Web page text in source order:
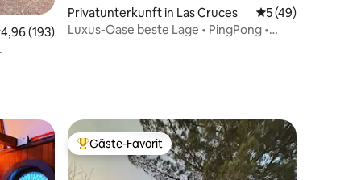
Bewertungen
Bewertung: 4,96 von 5, 193 Bewertungen
4,96 (193)
Privatunterkunft in Las Cruces Durchschnittliche
5 (49)
Luxus-Oase beste Lage • PingPong •
Beliebter Gäste-Favorit.
Gäste-Favorit